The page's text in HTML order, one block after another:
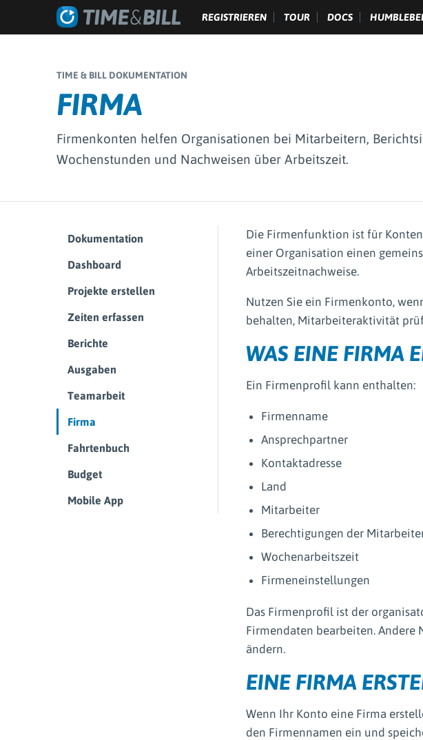
REGISTRIEREN TOUR DOCS
TIME & BILL DOKUMENTATION
FIRMA
Firmenkonten helfen Organisationen bei Mitarbeitern,
Wochenstunden und Nachweisen über Arbeitszeit.
Dokumentation
Dashboard
Projekte erstellen
Zeiten erfassen
Berichte
Ausgaben
Teamarbeit
Firma
Fahrtenbuch
Budget
Mobile App
Die Firmenfunktion ist für
einer Organisation einen
Arbeitszeitnachweise.
Nutzen Sie ein Firmenkonto,
behalten, Mitarbeiteraktivität
WAS EINE FIRMA
Ein Firmenprofil kann enthalten:
Firmenname
Ansprechpartner
Kontaktadresse
Land
Mitarbeiter
Berechtigungen der
Wochenarbeitszeit
Firmeneinstellungen
Das Firmenprofil ist der
Firmendaten bearbeiten. Andere
ändern.
EINE FIRMA
Wenn Ihr Konto eine Firma
den Firmennamen ein und